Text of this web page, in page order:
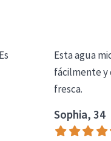
Esta agua
fácilmente y
fresca.
Sophia, 34